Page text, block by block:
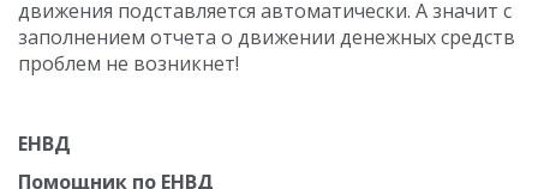
движения подставляется автоматически. А значит с
заполнением отчета о движении денежных средств
проблем не возникнет!
ЕНВД
Помощник по ЕНВД